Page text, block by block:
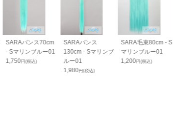
SARAバンス70cm
- Sマリンブルー01
1,750 円(税込)
SARAバンス
130cm - Sマリンブ
ルー01
1,980 円(税込)
SARA毛束80cm - S
マリンブルー01
1,200 円(税込)